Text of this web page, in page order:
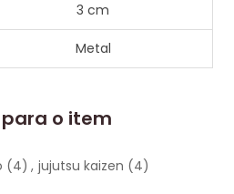
3 cm
Metal
para o item
(4) , jujutsu kaizen (4)